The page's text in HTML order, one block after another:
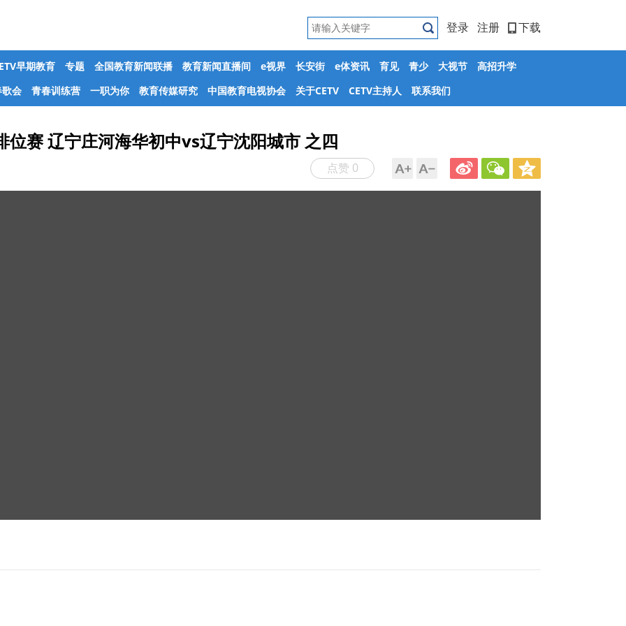
登录 注册 下载
早期教育 专题 全国教育新闻联播 教育新闻直播间 e视界 长安街 e体资讯 育见 青少 大视节
高招升学
会
青春训练营 一职为你 教育传媒研究 中国教育电视协会 关于CETV CETV主持人 联系我们
赛 辽宁庄河海华初中vs辽宁沈阳城市 之四
点赞 0